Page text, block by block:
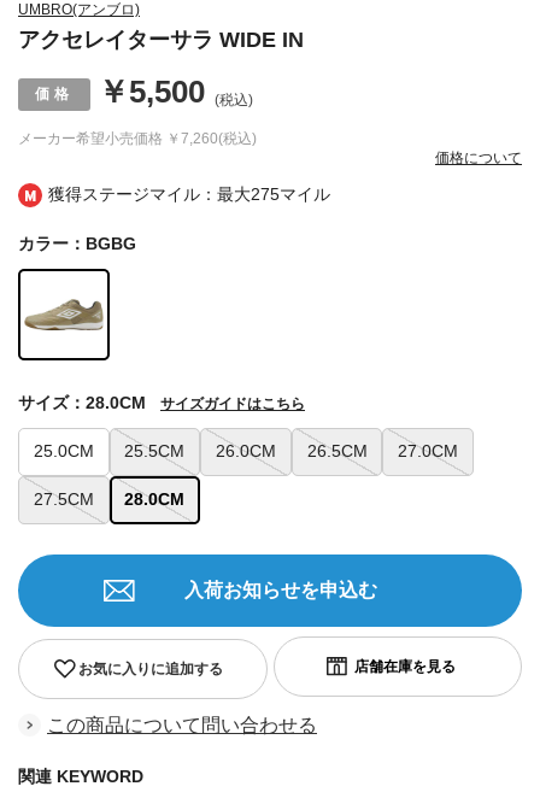
獲得ステージマイル：最大275マイル
UMBRO(アンブロ)
アクセレイターサラ WIDE IN
メーカー希望小売価格 ￥7,260(税込)
￥5,500 (税込)
価格について
カラー：BGBG
25.0CM 25.5CM 26.0CM 26.5CM 27.0CM
27.5CM 28.0CM
サイズ：28.0CM サイズガイドはこちら
お気に入りに追加する
入荷お知らせを申込む
この商品について問い合わせる
関連 KEYWORD